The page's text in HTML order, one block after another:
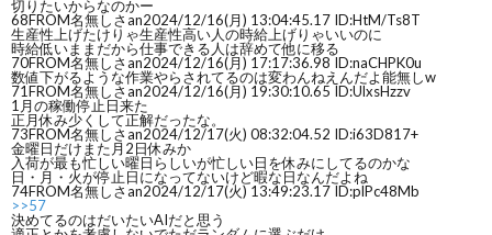
切りたいからなのかー
68FROM名無しさan2024/12/16(月) 13:04:45.17 ID:HtM/Ts8T
生産性上げたけりゃ生産性高い人の時給上げりゃいいのに
時給低いままだから仕事できる人は辞めて他に移る
70FROM名無しさan2024/12/16(月) 17:17:36.98 ID:naCHPK0u
数値下がるような作業やらされてるのは変わんねえんだよ能無しw
71FROM名無しさan2024/12/16(月) 19:30:10.65 ID:UlxsHzzv
1月の稼働停止日来た
正月休み少くして正解だったな。
73FROM名無しさan2024/12/17(火) 08:32:04.52 ID:i63D817+
金曜日だけまた月2日休みか
入荷が最も忙しい曜日らしいが忙しい日を休みにしてるのかな
日・月・火が停止日になってないけど暇な日なんだよね
74FROM名無しさan2024/12/17(火) 13:49:23.17 ID:plPc48Mb
>>57
決めてるのはだいたいAIだと思う